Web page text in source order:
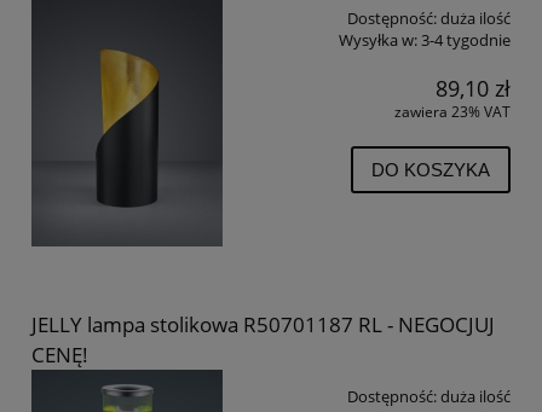
Dostępność:duża ilość
Wysyłka w:3-4 tygodnie
89,10 zł
zawiera 23% VAT
DO KOSZYKA
JELLY lampa stolikowa R50701187 RL - NEGOCJUJ
CENĘ!
Dostępność:duża ilość